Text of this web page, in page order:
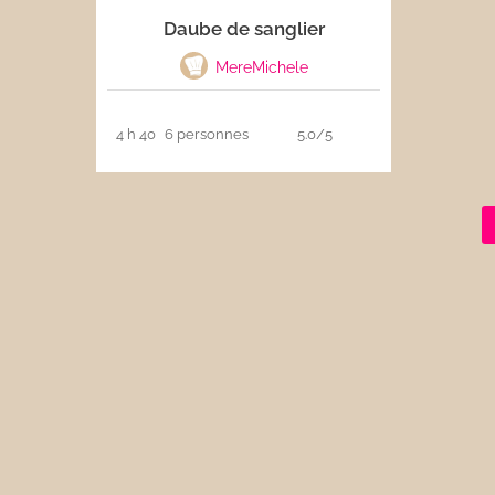
Boissons
Daube de sanglier
MereMichele
4 h 40 6 personnes 5.0/5